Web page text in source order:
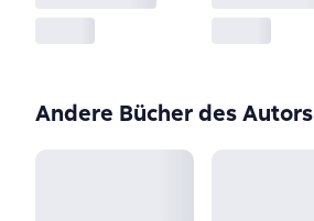
Andere Bücher des Autors